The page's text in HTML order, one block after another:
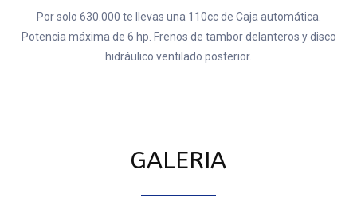
Por solo 630.000 te llevas una 110cc de Caja automática.
Potencia máxima de 6 hp. Frenos de tambor delanteros y disco
hidráulico ventilado posterior.
GALERIA